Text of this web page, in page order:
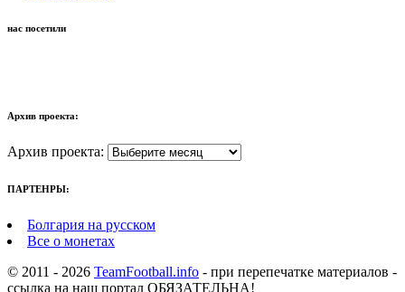
нас посетили
Архив проекта:
Архив проекта:
ПАРТЕНРЫ:
Болгария на русском
Все о монетах
© 2011 - 2026 TeamFootball.info - при перепечатке материалов -
ссылка на наш портал ОБЯЗАТЕЛЬНА!